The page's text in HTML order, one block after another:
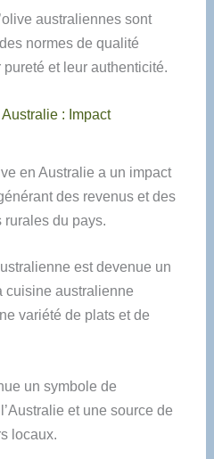
australiennes sont
normes de qualité
et leur authenticité.
: Impact
en Australie a un impact
des revenus et des
du pays.
est devenue un
cuisine australienne
variété de plats et de
un symbole de
et une source de
locaux.